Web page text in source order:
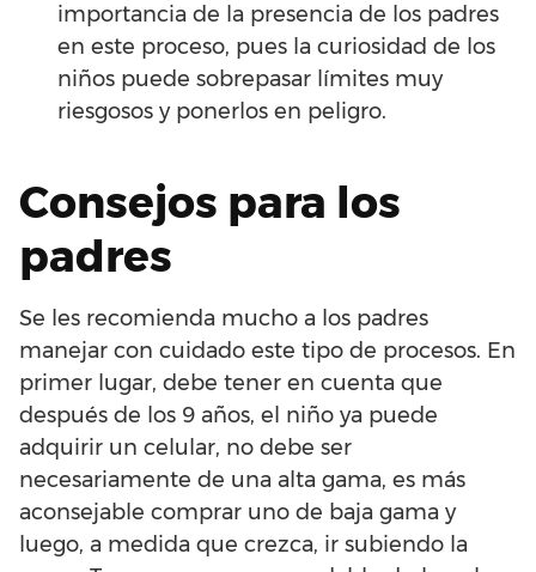
importancia de la presencia de los padres
en este proceso, pues la curiosidad de los
niños puede sobrepasar límites muy
riesgosos y ponerlos en peligro.
Consejos para los
padres
Se les recomienda mucho a los padres
manejar con cuidado este tipo de procesos. En
primer lugar, debe tener en cuenta que
después de los 9 años, el niño ya puede
adquirir un celular, no debe ser
necesariamente de una alta gama, es más
aconsejable comprar uno de baja gama y
luego, a medida que crezca, ir subiendo la